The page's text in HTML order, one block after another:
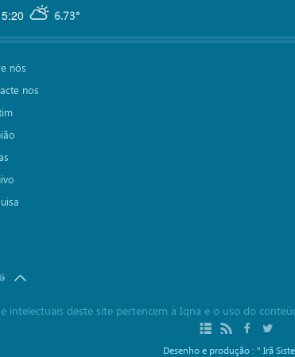
6.73°
nós
nos
intelectuais deste site pertencem à Iqna e o uso do
Desenho e produção : " Irã